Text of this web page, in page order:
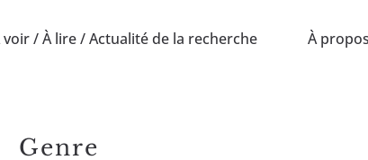
voir / À lire / Actualité de la recherche À propos
Genre